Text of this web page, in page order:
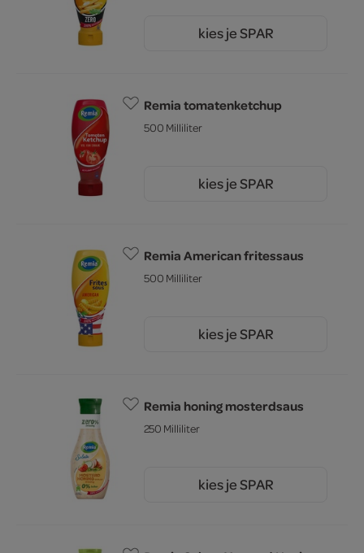
kies je SPAR
Remia tomatenketchup
500 Milliliter
kies je SPAR
Remia American fritessaus
500 Milliliter
kies je SPAR
Remia honing mosterdsaus
250 Milliliter
kies je SPAR